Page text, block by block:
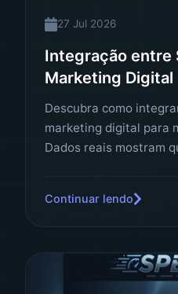
27 Jul 2026
Integração entre
Marketing Digital
Descubra como
marketing digital para
Dados reais mostram
Continuar lendo